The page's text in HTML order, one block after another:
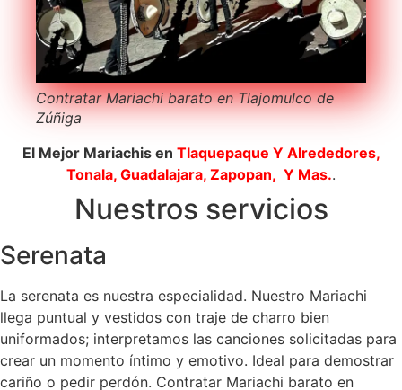
Contratar Mariachi barato en Tlajomulco de
Zúñiga
El Mejor Mariachis en Tlaquepaque Y Alrededores,
Tonala, Guadalajara, Zapopan, Y Mas..
Nuestros servicios
Serenata
La serenata es nuestra especialidad. Nuestro Mariachi
llega puntual y vestidos con traje de charro bien
uniformados; interpretamos las canciones solicitadas para
crear un momento íntimo y emotivo. Ideal para demostrar
cariño o pedir perdón. Contratar Mariachi barato en